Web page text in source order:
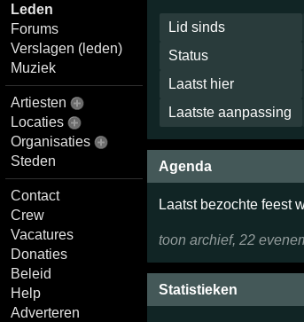
Leden
Forums
Verslagen (leden)
Muziek
Artiesten
Locaties
Organisaties
Steden
Contact
Crew
Vacatures
Donaties
Beleid
Help
Adverteren
Lid sinds
Status
Laatst hier
Laatste aanpassing
Agenda
Laatst bezochte feest
toon archief, 22
Statistieken